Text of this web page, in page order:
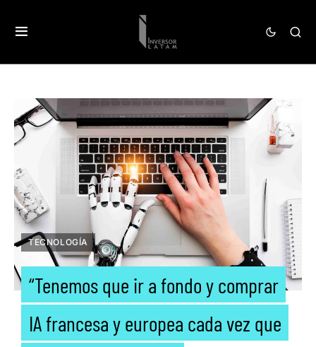
TECNOLOGÍA
“Tenemos que ir a fondo y comprar
IA francesa y europea cada vez que